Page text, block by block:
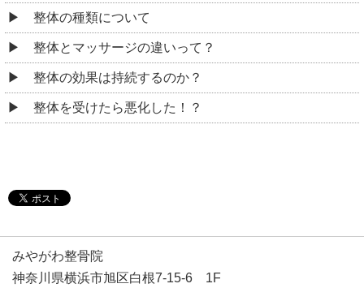
整体の種類について
整体とマッサージの違いって？
整体の効果は持続するのか？
整体を受けたら悪化した！？
みやがわ整骨院
神奈川県横浜市旭区白根7-15-6 1F